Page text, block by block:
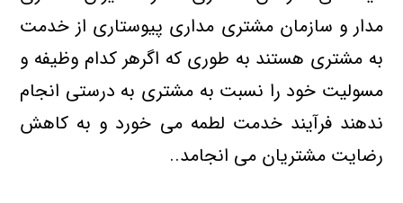
مدار و سازمان مشتری مداری پیوستاری از خدمت
به مشتری هستند به طوری که اگرهر کدام وظیفه و
مسولیت خود را نسبت به مشتری به درستی انجام
ندهند فرآیند خدمت لطمه می خورد و به کاهش
رضایت مشتریان می انجامد..